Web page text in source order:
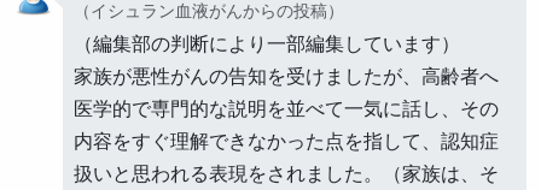
（イシュラン血液がんからの投稿）
（編集部の判断により一部編集しています）
家族が悪性がんの告知を受けましたが、高齢者へ
医学的で専門的な説明を並べて一気に話し、その
内容をすぐ理解できなかった点を指して、認知症
扱いと思われる表現をされました。（家族は、そ